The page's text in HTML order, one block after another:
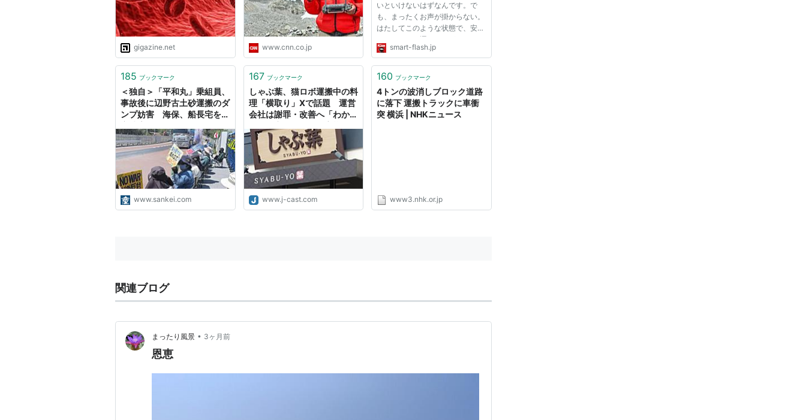
gigazine.net www.cnn.co.jp
いといけないはずなんです。で
も、まったくお声が掛からない。
はたしてこのような状態で、安全
にワクチンを運ぶことができるの
でしょうか。心配になりますよ」
門に扱う企業の担当者だ。 【関
連記事：アメリカの「反ワクチ...
smart-flash.jp
185 ブックマーク
＜独自＞「平和丸」乗組員、
事故後に辺野古土砂運搬のダ
ンプ妨害 海保、船長宅を家
www.sankei.com
167 ブックマーク
しゃぶ葉、猫ロボ運搬中の料
理「横取り」Xで話題 運営
会社は謝罪・改善へ「わかり
不便を」
www.j-cast.com
160 ブックマーク
4トンの波消しブロック道路
に落下 運搬トラックに車衝
突 横浜 | NHKニュース
www3.nhk.or.jp
関連ブログ
まったり風景 • 3ヶ月前
恩恵